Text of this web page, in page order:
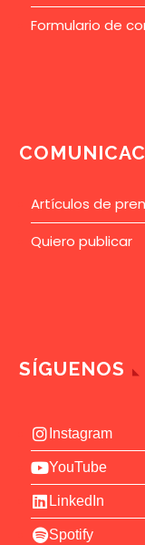
Formulario de
Artículos de
Quiero publicar
SÍGUENOS
Instagram
YouTube
LinkedIn
Spotify